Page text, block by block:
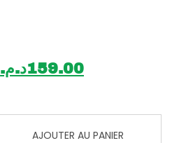
159.00د.م.
AJOUTER AU PANIER